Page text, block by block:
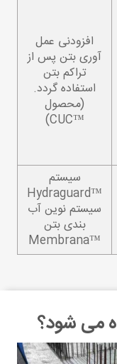
افزودنی عمل
آوری بتن پس از
تراکم بتن
استفاده گردد.
(محصول
™CUC)
سیستم
™Hydraguard
سیستم نوین آب
بندی بتن
™Membrana
می شود؟